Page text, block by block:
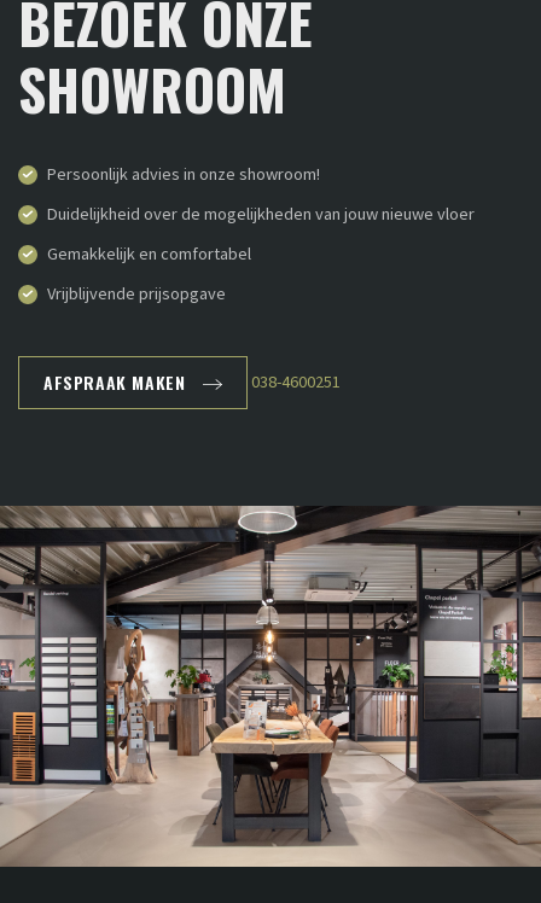
BEZOEK ONZE
SHOWROOM
Persoonlijk advies in onze showroom!
Duidelijkheid over de mogelijkheden van jouw nieuwe vloer
Gemakkelijk en comfortabel
Vrijblijvende prijsopgave
AFSPRAAK MAKEN 038-4600251